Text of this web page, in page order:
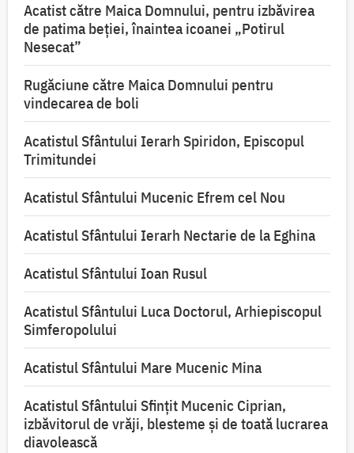
Acatist către Maica Domnului, pentru izbăvirea
de patima beției, înaintea icoanei „Potirul
Nesecat”
Rugăciune către Maica Domnului pentru
vindecarea de boli
Acatistul Sfântului Ierarh Spiridon, Episcopul
Trimitundei
Acatistul Sfântului Mucenic Efrem cel Nou
Acatistul Sfântului Ierarh Nectarie de la Eghina
Acatistul Sfântului Ioan Rusul
Acatistul Sfântului Luca Doctorul, Arhiepiscopul
Simferopolului
Acatistul Sfântului Mare Mucenic Mina
Acatistul Sfântului Sfințit Mucenic Ciprian,
izbăvitorul de vrăji, blesteme și de toată lucrarea
diavolească